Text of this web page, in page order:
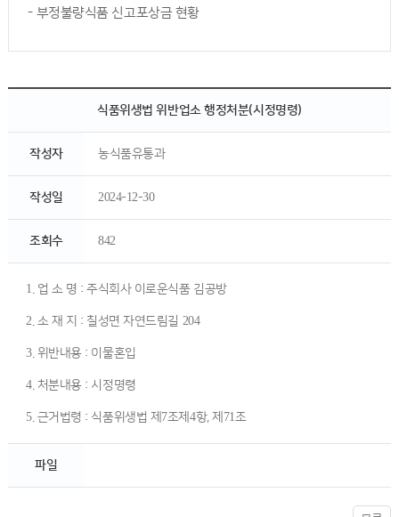
- 부정불량식품 신고포상금 현황
식품위생법 위반업소 행정처분(시정명령)
작성자 농식품유통과
작성일 2024-12-30
조회수 842
1. 업 소 명 : 주식회사 이로운식품 김공방
2. 소 재 지 : 칠성면 자연드림길 204
3. 위반내용 : 이물혼입
4. 처분내용 : 시정명령
5. 근거법령 : 식품위생법 제7조제4항, 제71조
파일